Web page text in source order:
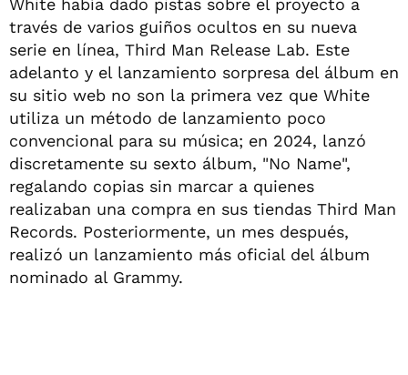
través de varios guiños ocultos en su nueva
serie en línea, Third Man Release Lab. Este
adelanto y el lanzamiento sorpresa del álbum en
su sitio web no son la primera vez que White
utiliza un método de lanzamiento poco
convencional para su música; en 2024, lanzó
discretamente su sexto álbum, "No Name",
regalando copias sin marcar a quienes
realizaban una compra en sus tiendas Third Man
Records. Posteriormente, un mes después,
realizó un lanzamiento más oficial del álbum
nominado al Grammy.